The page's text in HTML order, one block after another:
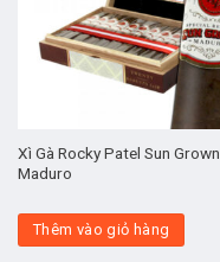
Xì Gà Rocky Patel Sun Grown
Maduro
Thêm vào giỏ hàng